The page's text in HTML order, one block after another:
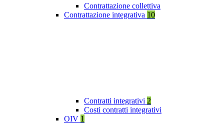
Contrattazione collettiva
Contrattazione integrativa 10
Contratti integrativi 2
Costi contratti integrativi
OIV 1